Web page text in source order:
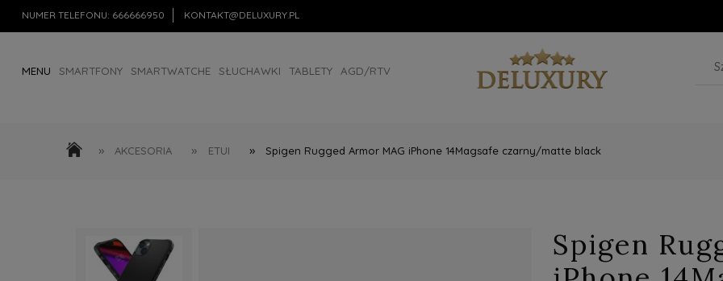
NUMER TELEFONU: 666666950 KONTAKT@DELUXURY.PL
MENU SMARTFONY SMARTWATCHE SŁUCHAWKI TABLETY AGD/RTV
» AKCESORIA » ETUI » Spigen Rugged Armor MAG iPhone 14Magsafe czarny/matte black
Spigen